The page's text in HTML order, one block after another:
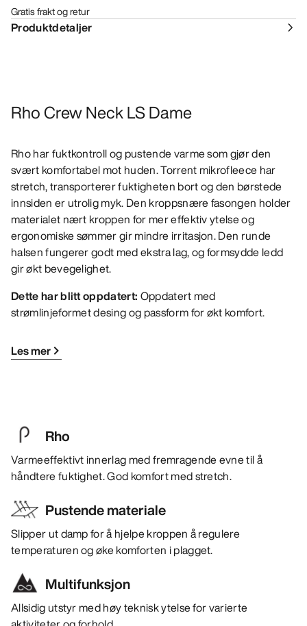
Gratis frakt og retur
Produktdetaljer
Rho Crew Neck LS Dame
Rho har fuktkontroll og pustende varme som gjør den
svært komfortabel mot huden. Torrent mikrofleece har
stretch, transporterer fuktigheten bort og den børstede
innsiden er utrolig myk. Den kroppsnære fasongen holder
materialet nært kroppen for mer effektiv ytelse og
ergonomiske sømmer gir mindre irritasjon. Den runde
halsen fungerer godt med ekstra lag, og formsydde ledd
gir økt bevegelighet.
Dette har blitt oppdatert: Oppdatert med
strømlinjeformet desing og passform for økt komfort.
Les mer
Rho
Varmeeffektivt innerlag med fremragende evne til å
håndtere fuktighet. God komfort med stretch.
Pustende materiale
Slipper ut damp for å hjelpe kroppen å regulere
temperaturen og øke komforten i plagget.
Multifunksjon
Allsidig utstyr med høy teknisk ytelse for varierte